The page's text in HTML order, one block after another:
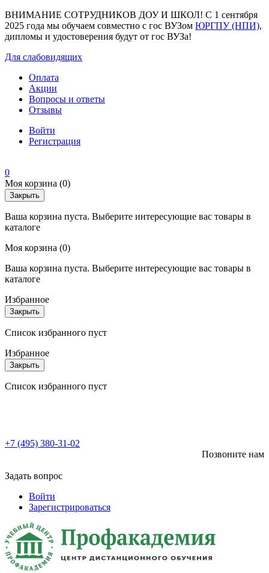
ВНИМАНИЕ СОТРУДНИКОВ ДОУ И ШКОЛ! С 1 сентября
2025 года мы обучаем совместно с гос ВУЗом ЮРГПУ (НПИ),
дипломы и удостоверения будут от гос ВУЗа!
Для слабовидящих
Оплата
Акции
Вопросы и ответы
Отзывы
Войти
Регистрация
0
Моя корзина (0)
Закрыть
Ваша корзина пуста. Выберите интересующие вас товары в
каталоге
Моя корзина (0)
Ваша корзина пуста. Выберите интересующие вас товары в
каталоге
Избранное
Закрыть
Список избранного пуст
Избранное
Закрыть
Список избранного пуст
+7 (495) 380-31-02
Позвоните нам
Задать вопрос
Войти
Зарегистрироваться